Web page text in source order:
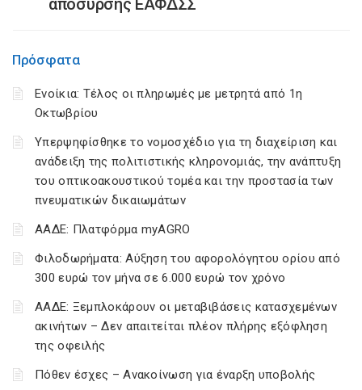
απόσυρσης ΕΑΦΔΣΣ
Πρόσφατα
Ενοίκια: Τέλος οι πληρωμές με μετρητά από 1η
Οκτωβρίου
Υπερψηφίσθηκε το νομοσχέδιο για τη διαχείριση και
ανάδειξη της πολιτιστικής κληρονομιάς, την ανάπτυξη
του οπτικοακουστικού τομέα και την προστασία των
πνευματικών δικαιωμάτων
ΑΑΔΕ: Πλατφόρμα myAGRO
Φιλοδωρήματα: Αύξηση του αφορολόγητου ορίου από
300 ευρώ τον μήνα σε 6.000 ευρώ τον χρόνο
ΑΑΔΕ: Ξεμπλοκάρουν οι μεταβιβάσεις κατασχεμένων
ακινήτων – Δεν απαιτείται πλέον πλήρης εξόφληση
της οφειλής
Πόθεν έσχες – Ανακοίνωση για έναρξη υποβολής